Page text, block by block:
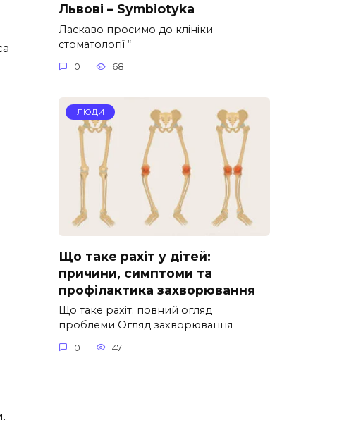
Львові – Symbiotyka
Ласкаво просимо до клініки
стоматології “
0 68
ЛЮДИ
Що таке рахіт у дітей:
причини, симптоми та
профілактика захворювання
Що таке рахіт: повний огляд
проблеми Огляд захворювання
0 47